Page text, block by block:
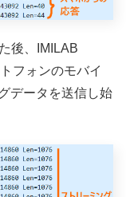
後、IMILAB
フォンのモバイ
データを送信し始